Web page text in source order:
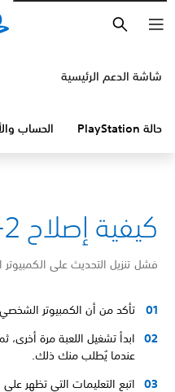
شاشة الدعم الرئيسية
حالة PlayStation الحساب
كيفية إصلاح PF-205447-2
فشل تنزيل التحديث على
تأكد من أن الكمبيوتر
عندما يُطلب منك ذلك.
اتبع التعليمات التي تظهر